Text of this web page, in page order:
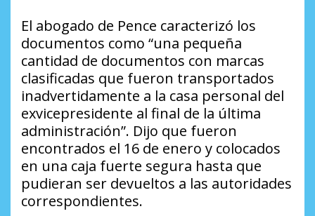
El abogado de Pence caracterizó los
documentos como “una pequeña
cantidad de documentos con marcas
clasificadas que fueron transportados
inadvertidamente a la casa personal del
exvicepresidente al final de la última
administración”. Dijo que fueron
encontrados el 16 de enero y colocados
en una caja fuerte segura hasta que
pudieran ser devueltos a las autoridades
correspondientes.